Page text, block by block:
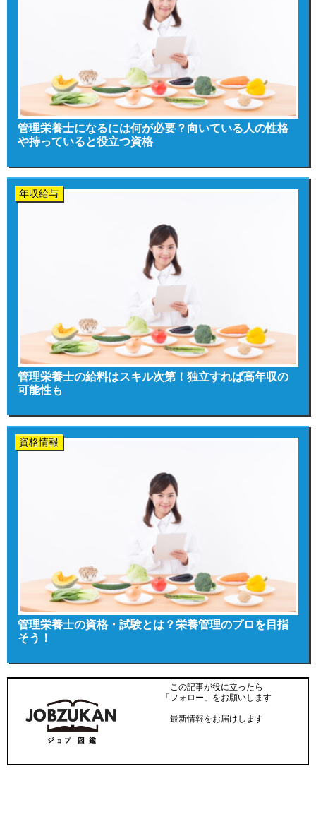
管理栄養士になるには何が必要？向いている人の性格
や持っていると役立つ資格
年収給与
管理栄養士の給料はスキル次第！独立すれば高年収の
可能性も
資格情報
管理栄養士の資格・試験とは？栄養管理のプロを目指
そう！
この記事が役に立ったら
「フォロー」をお願いします
最新情報をお届けします